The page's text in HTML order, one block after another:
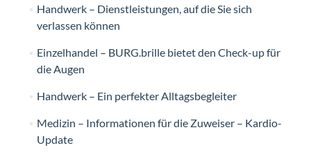
Handwerk – Dienstleistungen, auf die Sie sich
verlassen können
Einzelhandel – BURG.brille bietet den Check-up für
die Augen
Handwerk – Ein perfekter Alltagsbegleiter
Medizin – Informationen für die Zuweiser – Kardio-
Update